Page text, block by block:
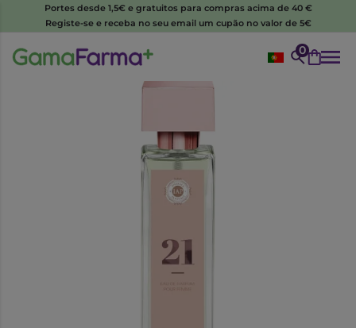
Portes desde 1,5€ e gratuitos para compras acima de 40 €
Registe-se e receba no seu email um cupão no valor de 5€
0